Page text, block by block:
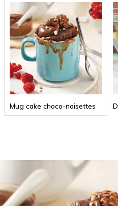
Mug cake choco-noisettes